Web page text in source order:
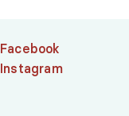
Facebook
Instagram